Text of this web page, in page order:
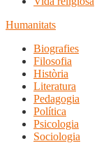
Humanitats
Biografies
Filosofia
Història
Literatura
Pedagogia
Política
Psicologia
Sociologia